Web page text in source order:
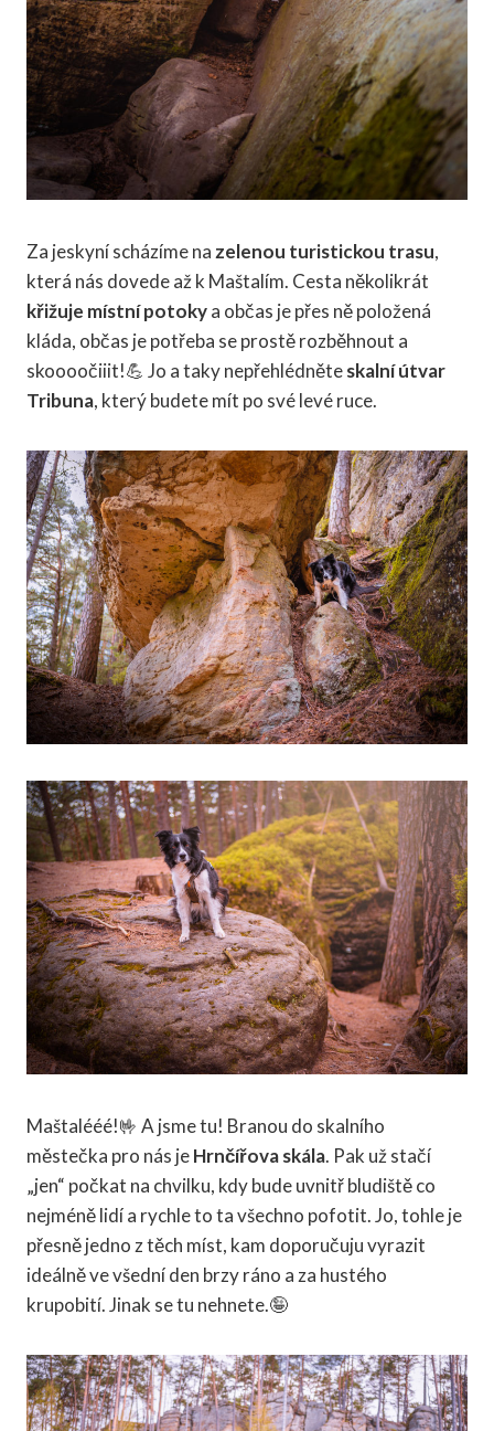
Za jeskyní scházíme na zelenou turistickou trasu,
která nás dovede až k Maštalím. Cesta několikrát
křižuje místní potokya občas je přes ně položená
kláda, občas je potřeba se prostě rozběhnout a
skoooočiiit!💪 Jo a taky nepřehlédněteskalní útvar
Tribuna, který budete mít po své levé ruce.
Maštalééé!🤟 A jsme tu! Branou do skalního
městečka pro nás jeHrnčířova skála. Pak už stačí
„jen“ počkat na chvilku, kdy bude uvnitř bludiště co
nejméně lidí a rychle to ta všechno pofotit. Jo, tohle je
přesně jedno z těch míst, kam doporučuju vyrazit
ideálně ve všední den brzy ráno a za hustého
krupobití. Jinak se tu nehnete.🤪